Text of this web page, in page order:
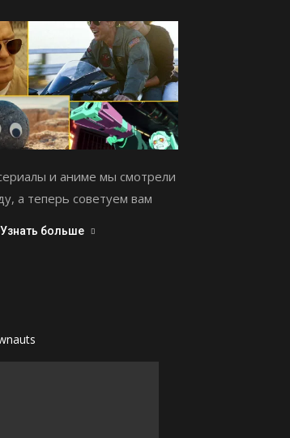
и аниме мы смотрели
а теперь советуем вам
Узнать больше